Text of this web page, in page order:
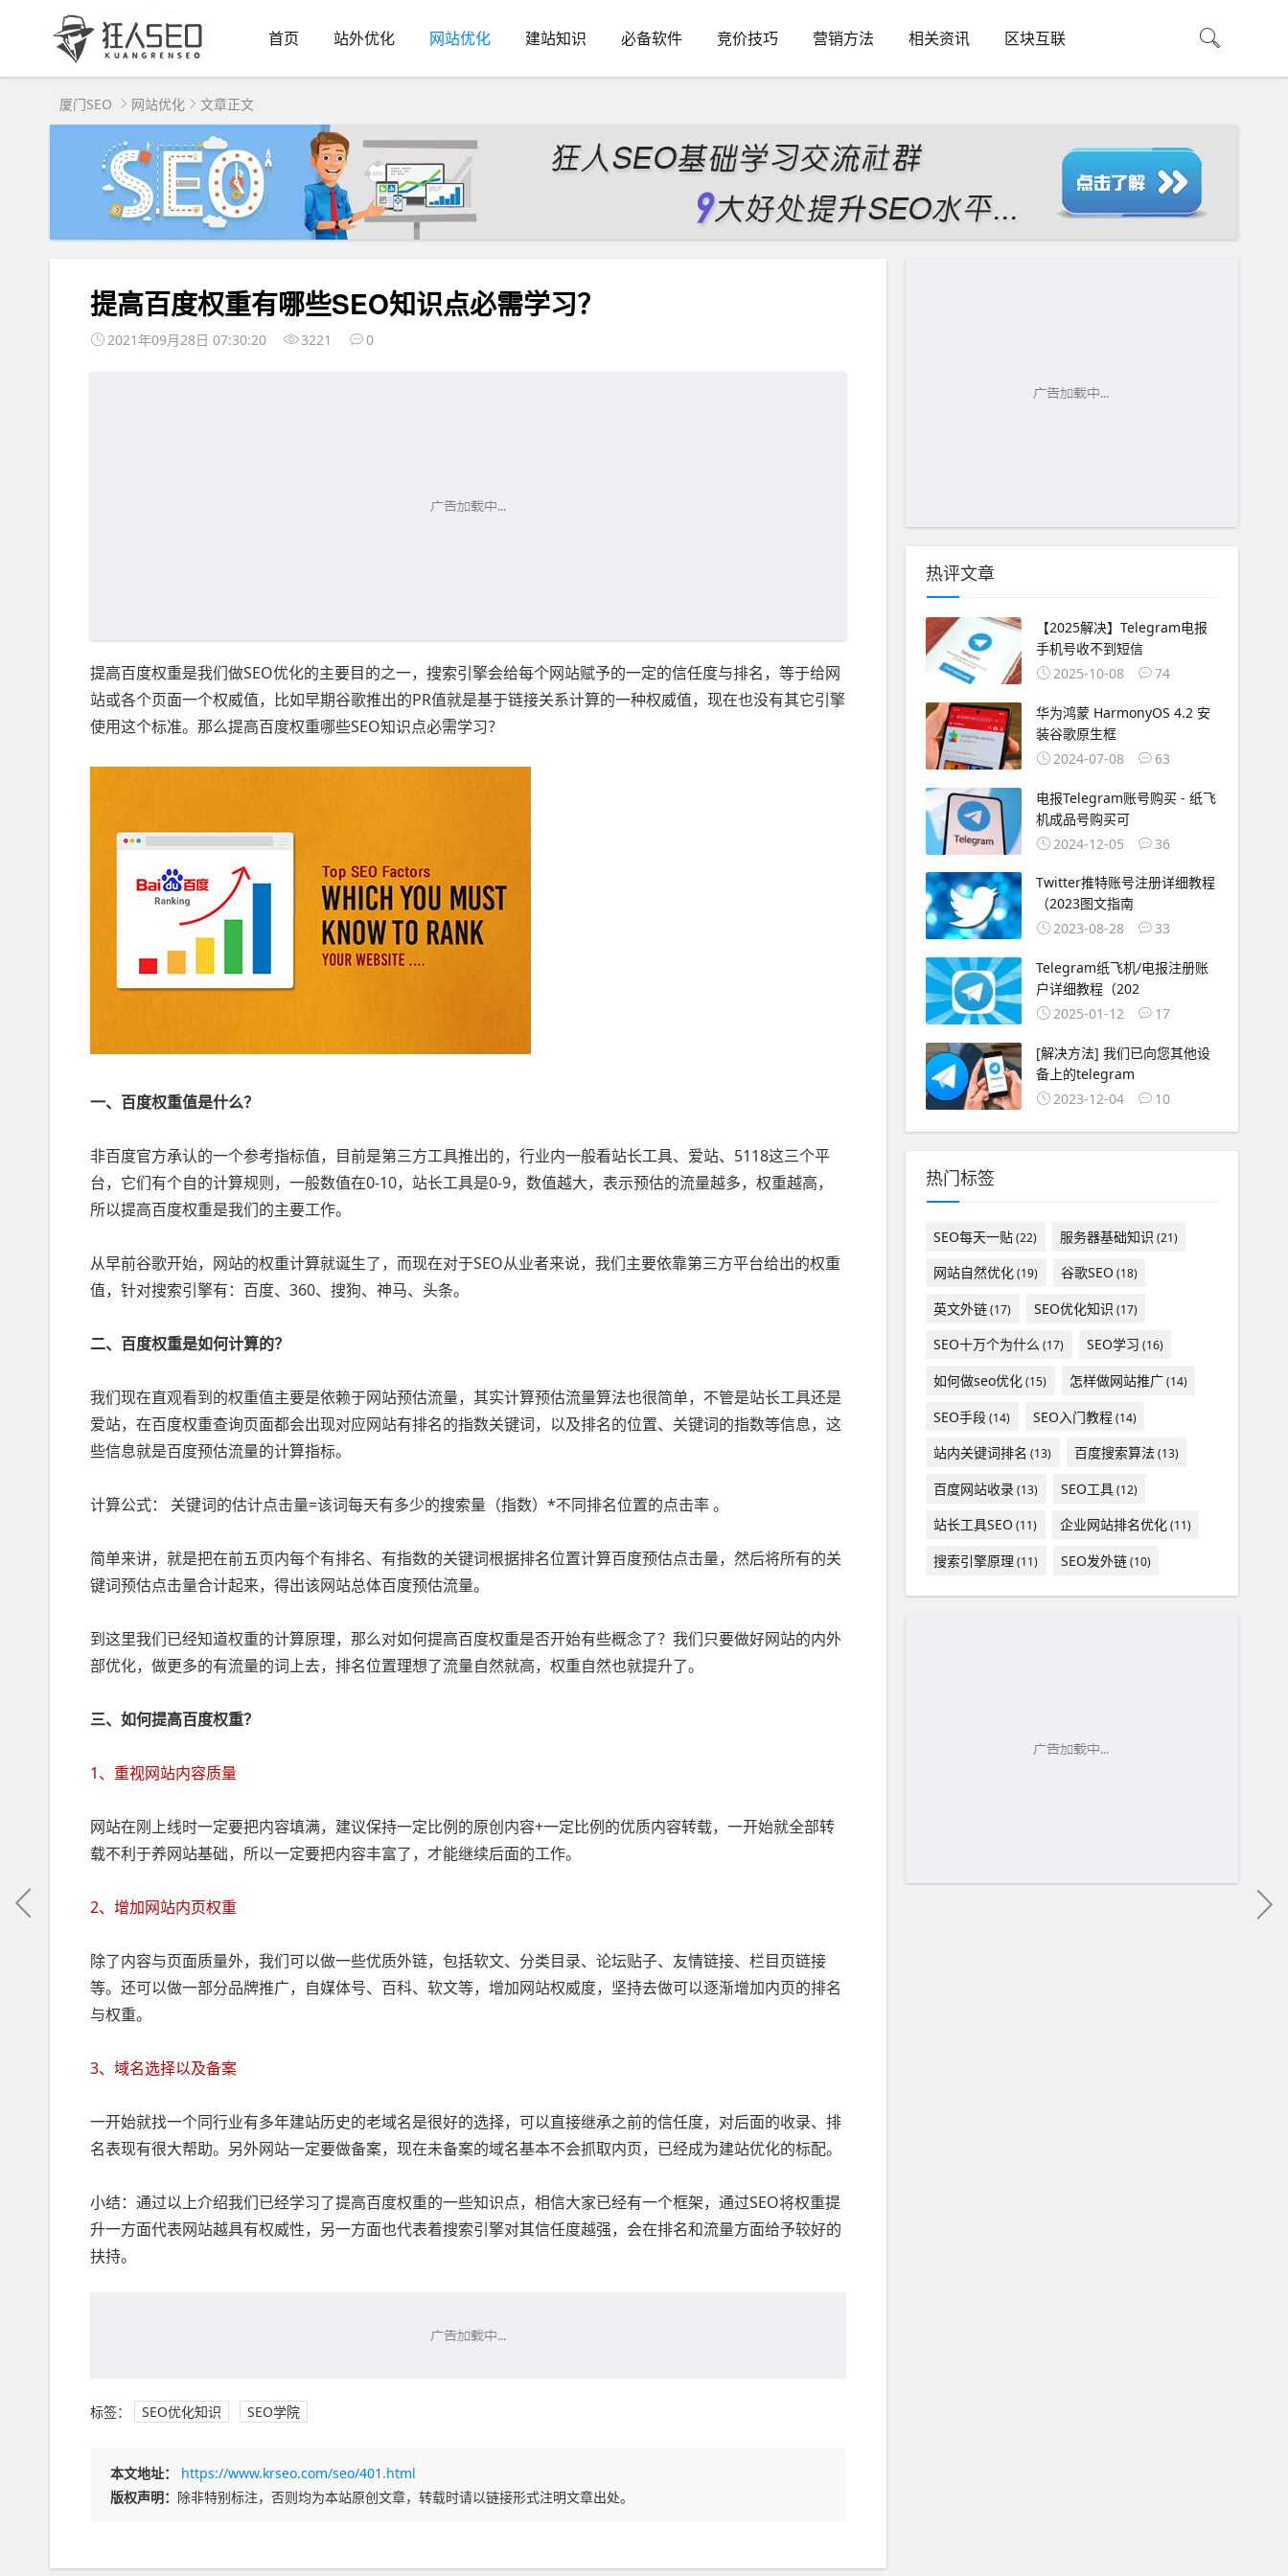
首页 站外优化 网站优化 建站知识 必备软件 竞价技巧 营销方法 相关资讯 区块互联
厦门SEO 网站优化 文章正文
提高百度权重有哪些SEO知识点必需学习？
2021年09月28日 07:30:20 3221 0
提高百度权重是我们做SEO优化的主要目的之一，搜索引擎会给每个网站赋予的一定的信任度与排名，等于给网
站或各个页面一个权威值，比如早期谷歌推出的PR值就是基于链接关系计算的一种权威值，现在也没有其它引擎
使用这个标准。那么提高百度权重哪些SEO知识点必需学习？
一、百度权重值是什么？
非百度官方承认的一个参考指标值，目前是第三方工具推出的，行业内一般看站长工具、爱站、5118这三个平
台，它们有个自的计算规则，一般数值在0-10，站长工具是0-9，数值越大，表示预估的流量越多，权重越高，
所以提高百度权重是我们的主要工作。
从早前谷歌开始，网站的权重计算就诞生了，而现在对于SEO从业者来说，我们主要依靠第三方平台给出的权重
值，针对搜索引擎有：百度、360、搜狗、神马、头条。
二、百度权重是如何计算的？
我们现在直观看到的权重值主要是依赖于网站预估流量，其实计算预估流量算法也很简单，不管是站长工具还是
爱站，在百度权重查询页面都会出现对应网站有排名的指数关键词，以及排名的位置、关键词的指数等信息，这
些信息就是百度预估流量的计算指标。
计算公式： 关键词的估计点击量=该词每天有多少的搜索量（指数）*不同排名位置的点击率 。
简单来讲，就是把在前五页内每个有排名、有指数的关键词根据排名位置计算百度预估点击量，然后将所有的关
键词预估点击量合计起来，得出该网站总体百度预估流量。
到这里我们已经知道权重的计算原理，那么对如何提高百度权重是否开始有些概念了？我们只要做好网站的内外
部优化，做更多的有流量的词上去，排名位置理想了流量自然就高，权重自然也就提升了。
三、如何提高百度权重？
1、重视网站内容质量
网站在刚上线时一定要把内容填满，建议保持一定比例的原创内容+一定比例的优质内容转载，一开始就全部转
载不利于养网站基础，所以一定要把内容丰富了，才能继续后面的工作。
2、增加网站内页权重
除了内容与页面质量外，我们可以做一些优质外链，包括软文、分类目录、论坛贴子、友情链接、栏目页链接
等。还可以做一部分品牌推广，自媒体号、百科、软文等，增加网站权威度，坚持去做可以逐渐增加内页的排名
与权重。
3、域名选择以及备案
一开始就找一个同行业有多年建站历史的老域名是很好的选择，可以直接继承之前的信任度，对后面的收录、排
名表现有很大帮助。另外网站一定要做备案，现在未备案的域名基本不会抓取内页，已经成为建站优化的标配。
小结：通过以上介绍我们已经学习了提高百度权重的一些知识点，相信大家已经有一个框架，通过SEO将权重提
升一方面代表网站越具有权威性，另一方面也代表着搜索引擎对其信任度越强，会在排名和流量方面给予较好的
扶持。
标签： SEO优化知识 SEO学院
本文地址：
https://www.krseo.com/seo/401.html
版权声明： 除非特别标注，否则均为本站原创文章，转载时请以链接形式注明文章出处。
热评文章
【2025解决】Telegram电报
手机号收不到短信
2025-10-08
74
华为鸿蒙 HarmonyOS 4.2 安
装谷歌原生框
2024-07-08
63
电报Telegram账号购买 - 纸飞
机成品号购买可
2024-12-05
36
Twitter推特账号注册详细教程
（2023图文指南
2023-08-28
33
Telegram纸飞机/电报注册账
户详细教程（202
2025-01-12
17
[解决方法] 我们已向您其他设
备上的telegram
2023-12-04
10
热门标签
SEO每天一贴(22) 服务器基础知识 (21)
网站自然优化(19) 谷歌SEO (18)
英文外链(17) SEO优化知识 (17)
SEO十万个为什么 (17) SEO学习 (16)
如何做seo优化(15) 怎样做网站推广(14)
SEO手段(14) SEO入门教程(14)
站内关键词排名 (13) 百度搜索算法(13)
百度网站收录(13) SEO工具(12)
站长工具SEO (11) 企业网站排名优化(11)
搜索引擎原理 (11) SEO发外链(10)